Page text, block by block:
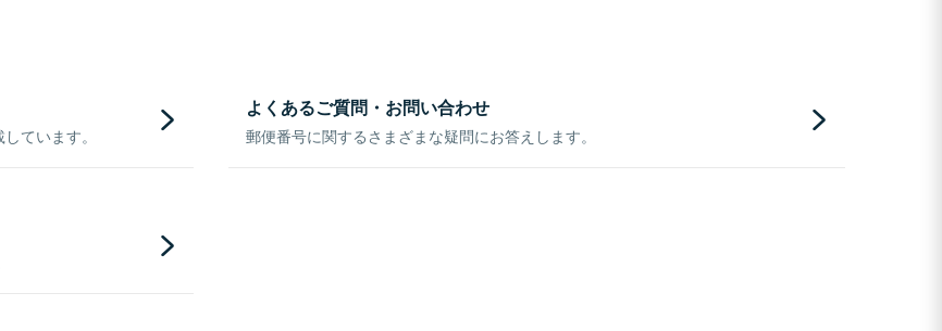
ています。
よくあるご質問・お問い合わせ
郵便番号に関するさまざまな疑問にお答えします。